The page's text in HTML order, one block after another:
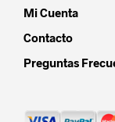
Mi Cuenta
Contacto
Preguntas